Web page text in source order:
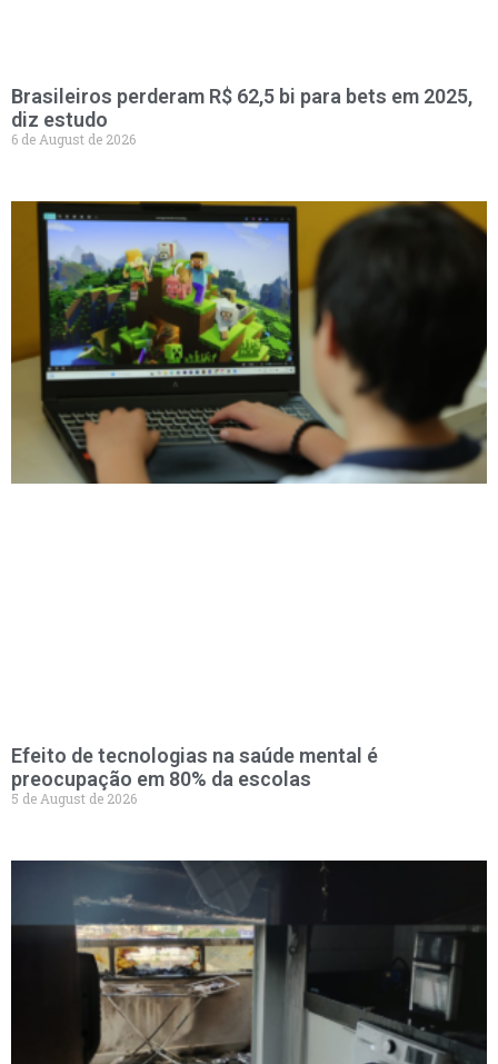
Brasileiros perderam R$ 62,5 bi para bets em 2025,
diz estudo
6 de August de 2026
Efeito de tecnologias na saúde mental é
preocupação em 80% da escolas
5 de August de 2026